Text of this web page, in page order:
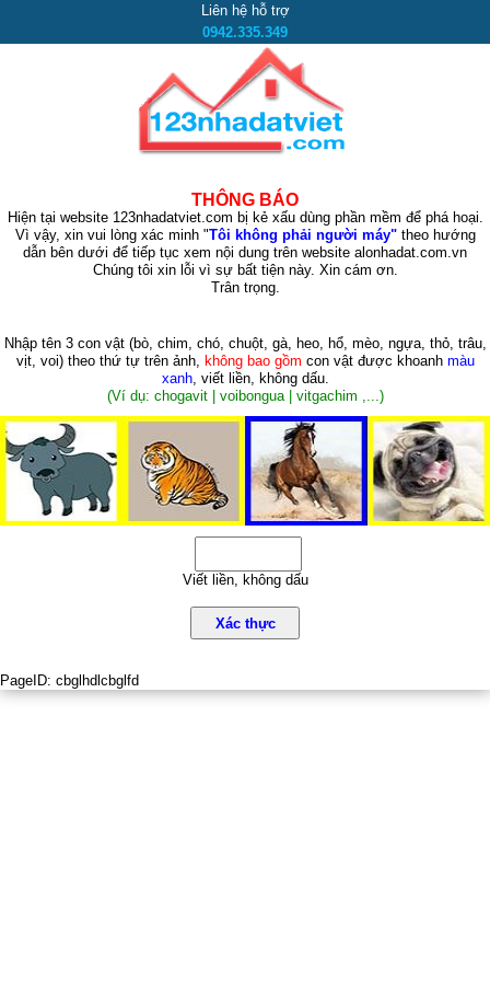
Liên hệ hỗ trợ
0942.335.349
THÔNG BÁO
Hiện tại website 123nhadatviet.com bị kẻ xấu dùng phần mềm để phá hoại.
Vì vậy, xin vui lòng xác minh "Tôi không phải người máy"theo hướng
dẫn bên dưới để tiếp tục xem nội dung trên website alonhadat.com.vn
Chúng tôi xin lỗi vì sự bất tiện này. Xin cám ơn.
Trân trọng.
Nhập tên 3 con vật (bò, chim, chó, chuột, gà, heo, hổ, mèo, ngựa, thỏ, trâu,
vịt, voi)theo thứ tự trên ảnh, không bao gồm con vật được khoanh màu
xanh, viết liền, không dấu.
(Ví dụ: chogavit | voibongua | vitgachim ,...)
Viết liền, không dấu
Xác thực
PageID: cbglhdlcbglfd